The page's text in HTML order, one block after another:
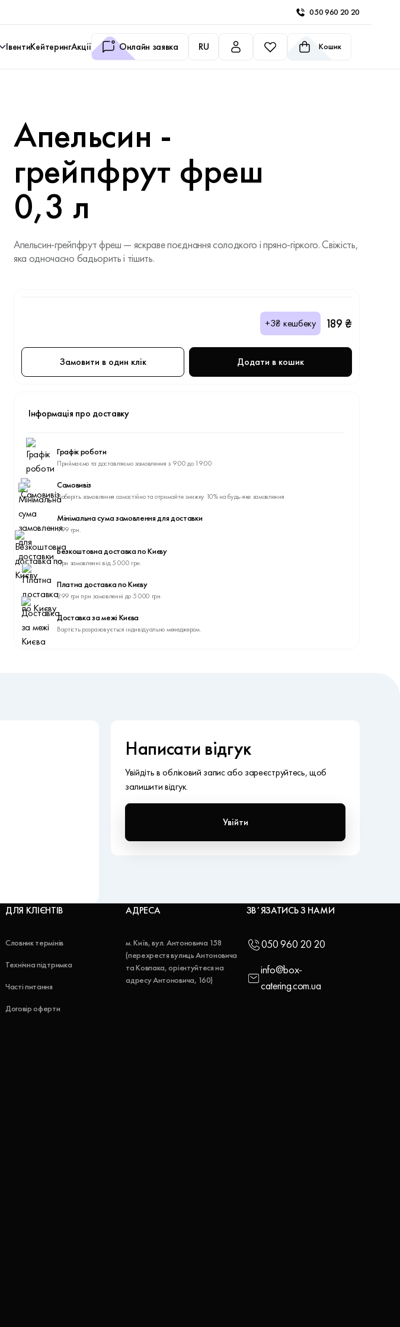
050 960 20 20
ІвентиКейтерингАкції Онлайн заявка RU Кошик
Апельсин -
грейпфрут фреш
0,3 л
Апельсин-грейпфрут фреш — яскраве поєднання солодкого і пряно-гіркого. Свіжість,
яка одночасно бадьорить і тішить.
+3₴ кешбеку 189 ₴
Замовити в один клік Додати в кошик
Інформація про доставку
Графік роботи
Приймаємо та доставляємо замовлення з 9:00 до 19:00
Самовивіз
Заберіть замовлення самостійно та отримайте знижку 10% на будь-яке замовлення
Мінімальна сума замовлення для доставки
999 грн.
Безкоштовна доставка по Києву
При замовленні від 5 000 грн.
Платна доставка по Києву
299 грн при замовленні до 5 000 грн.
Доставка за межі Києва
Вартість розраховується індивідуально менеджером.
Написати відгук
Увійдіть в обліковий запис або зареєструйтесь, щоб
залишити відгук.
Увійти
ДЛЯ КЛІЄНТІВ
Словник термінів
Технічна підтримка
Часті питання
Договір оферти
АДРЕСА
м. Київ, вул. Антоновича 158
(перехрестя вулиць Антоновича
та Ковпака, орієнтуйтеся на
адресу Антоновича, 160)
ЗВʼЯЗАТИСЬ З НАМИ
050 960 20 20
info@box-
catering.com.ua